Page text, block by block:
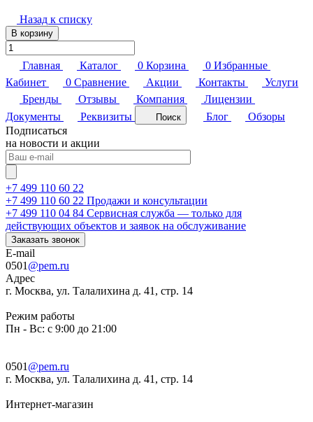
Назад к списку
В корзину
Главная Каталог 0 Корзина 0 Избранные
Кабинет
0 Сравнение Акции Контакты
Услуги
Бренды
Отзывы Компания
Лицензии
Документы
Реквизиты Поиск Блог
Обзоры
Подписаться
на новости и акции
+7 499 110 60 22
+7 499 110 60 22 Продажи и консультации
+7 499 110 04 84 Сервисная служба — только для
действующих объектов и заявок на обслуживание
Заказать звонок
E-mail
0501 @pem.ru
Адрес
г. Москва, ул. Талалихина д. 41, стр. 14
Режим работы
Пн - Вс: с 9:00 до 21:00
0501 @pem.ru
г. Москва, ул. Талалихина д. 41, стр. 14
Интернет-магазин